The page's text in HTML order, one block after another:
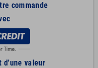
commande
d'une valeur